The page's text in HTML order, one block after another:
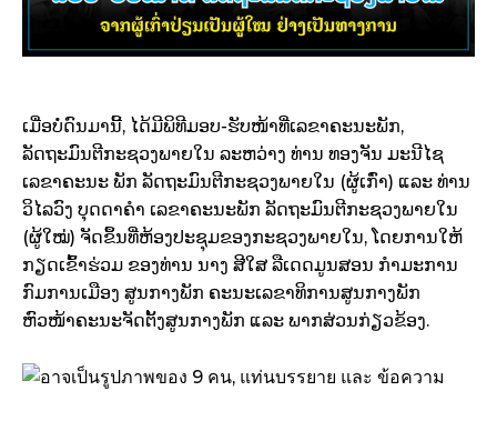
ເມື່ອບໍ່ດົນມານີ້, ໄດ້ມີພິທີມອບ-ຮັບໜ້າທີ່ເລຂາຄະນະພັກ,
ລັດຖະມົນຕີກະຊວງພາຍໃນ ລະຫວ່າງ ທ່ານ ທອງຈັນ ມະນີໄຊ
ເລຂາຄະນະ ພັກ ລັດຖະມົນຕີກະຊວງພາຍໃນ (ຜູ້ເກົ່າ) ແລະ ທ່ານ
ວິໄລວົງ ບຸດດາຄໍາ ເລຂາຄະນະພັກ ລັດຖະມົນຕີກະຊວງພາຍໃນ
(ຜູ້ໃໝ່) ຈັດຂຶ້ນທີ່ຫ້ອງປະຊຸມຂອງກະຊວງພາຍໃນ, ໂດຍການໃຫ້
ກຽດເຂົ້າຮ່ວມ ຂອງທ່ານ ນາງ ສີໃສ ລືເດດມູນສອນ ກໍາມະການ
ກົມການເມືອງ ສູນກາງພັກ ຄະນະເລຂາທິການສູນກາງພັກ
ຫົວໜ້າຄະນະຈັດຕັ້ງສູນກາງພັກ ແລະ ພາກສ່ວນກ່ຽວຂ້ອງ.